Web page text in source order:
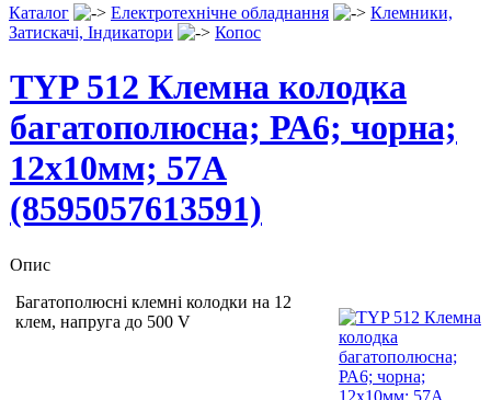
Каталог
Електротехнічне обладнання
Клемники,
Затискачі, Індикатори
Копос
TYP 512 Клемна колодка
багатополюсна; РА6; чорна;
12х10мм; 57А
(8595057613591)
Опис
Багатополюсні клемні колодки на 12
клем, напруга до 500 V